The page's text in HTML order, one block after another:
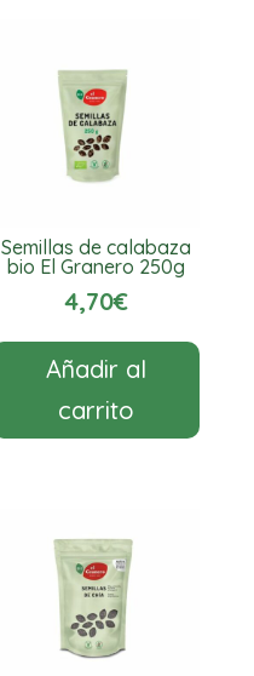
Semillas de calabaza
bio El Granero 250g
4,70€
Añadir al
carrito